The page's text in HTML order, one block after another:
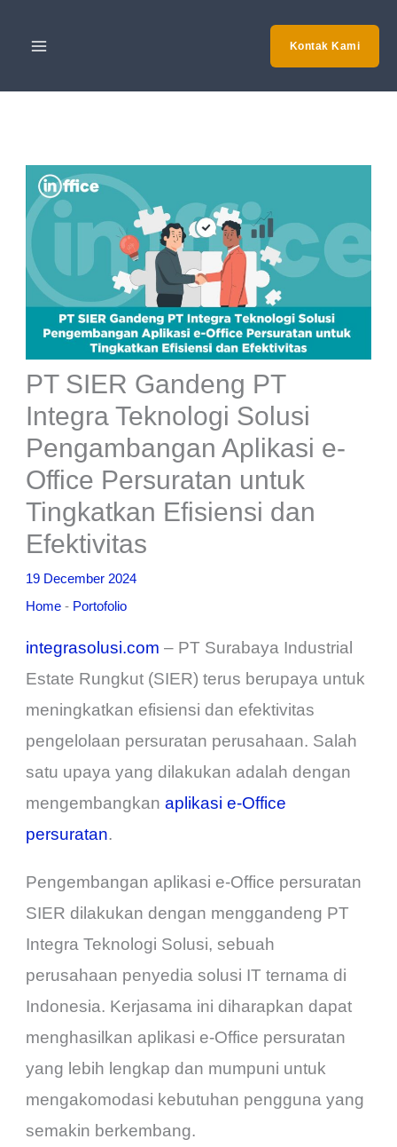
Kontak Kami
PT SIER Gandeng PT
Integra Teknologi Solusi
Pengambangan Aplikasi e-
Office Persuratan untuk
Tingkatkan Efisiensi dan
Efektivitas
19 December 2024
Home - Portofolio
integrasolusi.com – PT Surabaya Industrial
Estate Rungkut (SIER) terus berupaya untuk
meningkatkan efisiensi dan efektivitas
pengelolaan persuratan perusahaan. Salah
satu upaya yang dilakukan adalah dengan
mengembangkanaplikasi e-Office
persuratan.
Pengembangan aplikasi e-Office persuratan
SIER dilakukan dengan menggandeng PT
Integra Teknologi Solusi, sebuah
perusahaan penyedia solusi IT ternama di
Indonesia. Kerjasama ini diharapkan dapat
menghasilkan aplikasi e-Office persuratan
yang lebih lengkap dan mumpuni untuk
mengakomodasi kebutuhan pengguna yang
semakin berkembang.